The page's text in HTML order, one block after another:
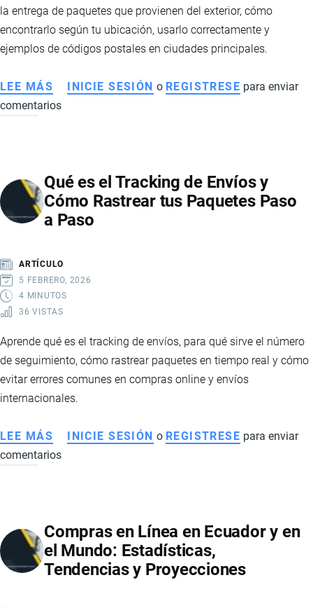
la entrega de paquetes que provienen del exterior, cómo
encontrarlo según tu ubicación, usarlo correctamente y
ejemplos de códigos postales en ciudades principales.
LEE MÁS SOBRE
CÓDIGO
Y
SU
PAPEL
ENTREGA
DE
PAQUETES
INICIE SESIÓN o REGISTRESE para enviar
comentarios
Qué es el Tracking de Envíos y
Cómo Rastrear tus Paquetes Paso
a Paso
ARTÍCULO
5 FEBRERO, 2026
4 MINUTOS
36 VISTAS
Aprende qué es el tracking de envíos, para qué sirve el número
de seguimiento, cómo rastrear paquetes en tiempo real y cómo
evitar errores comunes en compras online y envíos
internacionales.
LEE MÁS SOBRE
QUÉ
DE
ENVÍOS
Y
INICIE SESIÓN o REGISTRESE para enviar
comentarios
Compras en Línea en Ecuador y en
el Mundo: Estadísticas,
Tendencias y Proyecciones